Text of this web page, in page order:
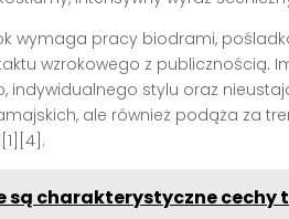
wymaga pracy biodrami,
wzrokowego z publicznością.
indywidualnego stylu oraz
ale również podąża za
są charakterystyczne cechy